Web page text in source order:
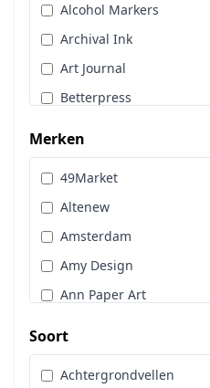
Stempels
Workshoppakket
Pan Pastel
Alcohol Markers
Archival Ink
Art Journal
Betterpress
Brads
Cadence
Designpapier
Distress Oxide Spray
Distress Spritz
Divers
Dot & Do
Embossingpoeder
Merken
49Market
Altenew
Amsterdam
Amy Design
Ann Paper Art
Art Impressions
Art Journaling
Soort
Achtergrondvellen